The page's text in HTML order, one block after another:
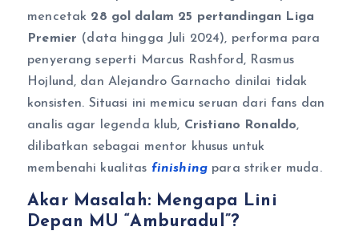
mencetak 28 gol dalam 25 pertandingan Liga
Premier (data hingga Juli 2024), performa para
penyerang seperti Marcus Rashford, Rasmus
Hojlund, dan Alejandro Garnacho dinilai tidak
konsisten. Situasi ini memicu seruan dari fans dan
analis agar legenda klub, Cristiano Ronaldo,
dilibatkan sebagai mentor khusus untuk
membenahi kualitas finishing para striker muda.
Akar Masalah: Mengapa Lini
Depan MU “Amburadul”?